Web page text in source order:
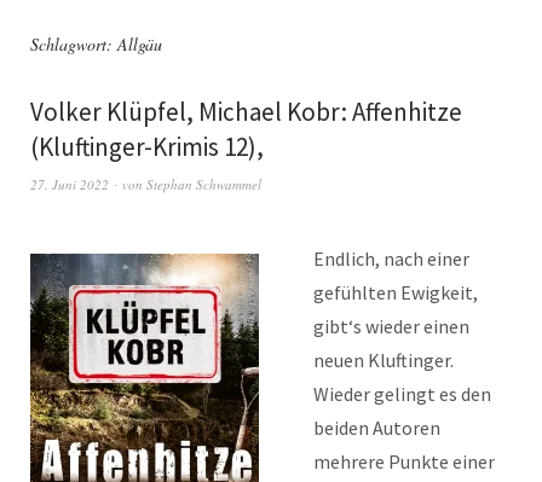
Schlagwort:Allgäu
Volker Klüpfel, Michael Kobr: Affenhitze
(Kluftinger-Krimis 12),
27. Juni 2022 von Stephan Schwammel
Endlich, nach einer
gefühlten Ewigkeit,
gibt‘s wieder einen
neuen Kluftinger.
Wieder gelingt es den
beiden Autoren
mehrere Punkte einer